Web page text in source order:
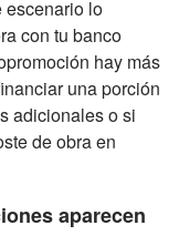
escenario lo
con tu banco
hay más
una porción
adicionales o si
de obra en
aparecen